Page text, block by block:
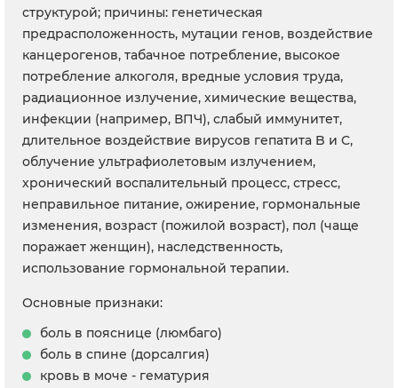
структурой; причины: генетическая
предрасположенность, мутации генов, воздействие
канцерогенов, табачное потребление, высокое
потребление алкоголя, вредные условия труда,
радиационное излучение, химические вещества,
инфекции (например, ВПЧ), слабый иммунитет,
длительное воздействие вирусов гепатита B и C,
облучение ультрафиолетовым излучением,
хронический воспалительный процесс, стресс,
неправильное питание, ожирение, гормональные
изменения, возраст (пожилой возраст), пол (чаще
поражает женщин), наследственность,
использование гормональной терапии.
Основные признаки:
боль в пояснице (люмбаго)
боль в спине (дорсалгия)
кровь в моче - гематурия